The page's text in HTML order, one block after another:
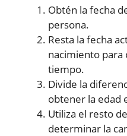
Obtén la fecha
persona.
Resta la fecha
nacimiento para
tiempo.
Divide la
obtener la edad
Utiliza el resto
determinar la